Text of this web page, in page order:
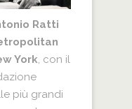
Ratti
York, con il
più grandi